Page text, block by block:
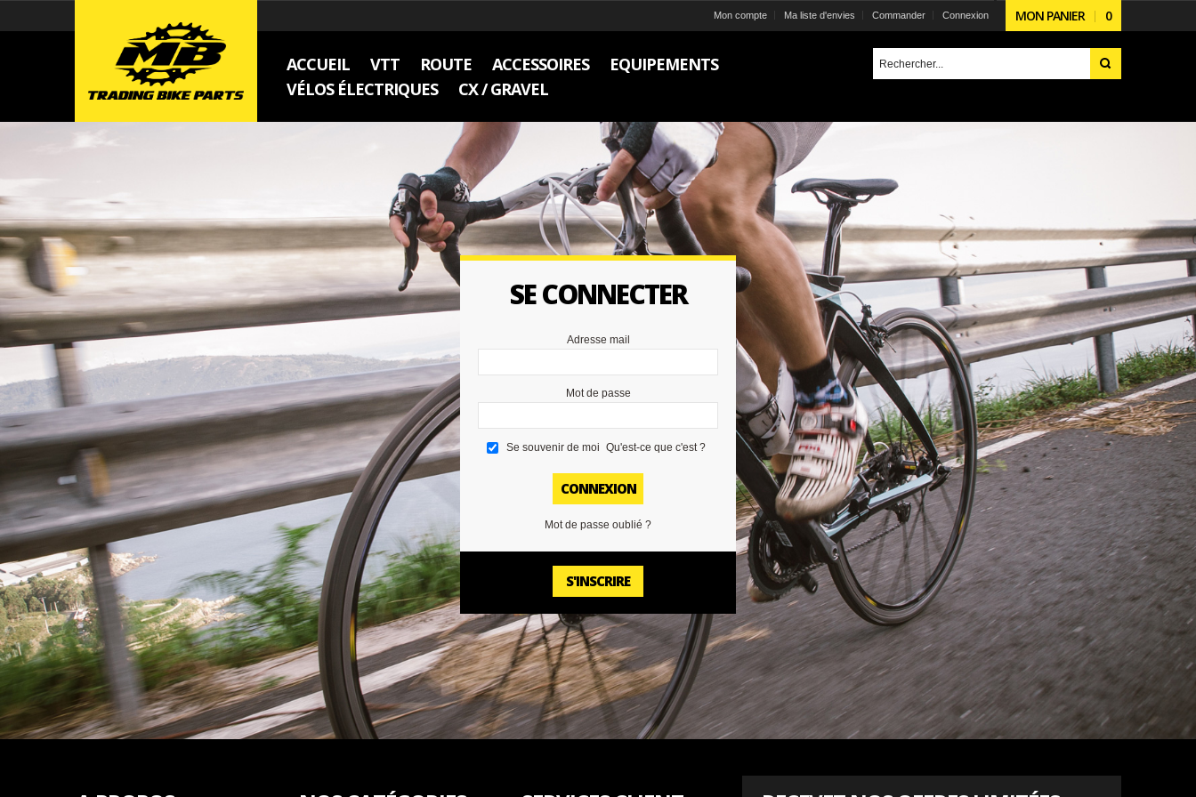
MON PANIER 0
Mon compte Ma liste d'envies Commander Connexion
ACCUEIL VTT ROUTE ACCESSOIRES
EQUIPEMENTS
VÉLOS ÉLECTRIQUES
CX / GRAVEL
SE CONNECTER
Adresse mail
Mot de passe
Se souvenir de moi Qu'est-ce que c'est ?
CONNEXION
Mot de passe oublié ?
MOT DE PASSE
OUBLIÉ ?
Adresse mail
VALIDER
Back to Login?
S'INSCRIRE